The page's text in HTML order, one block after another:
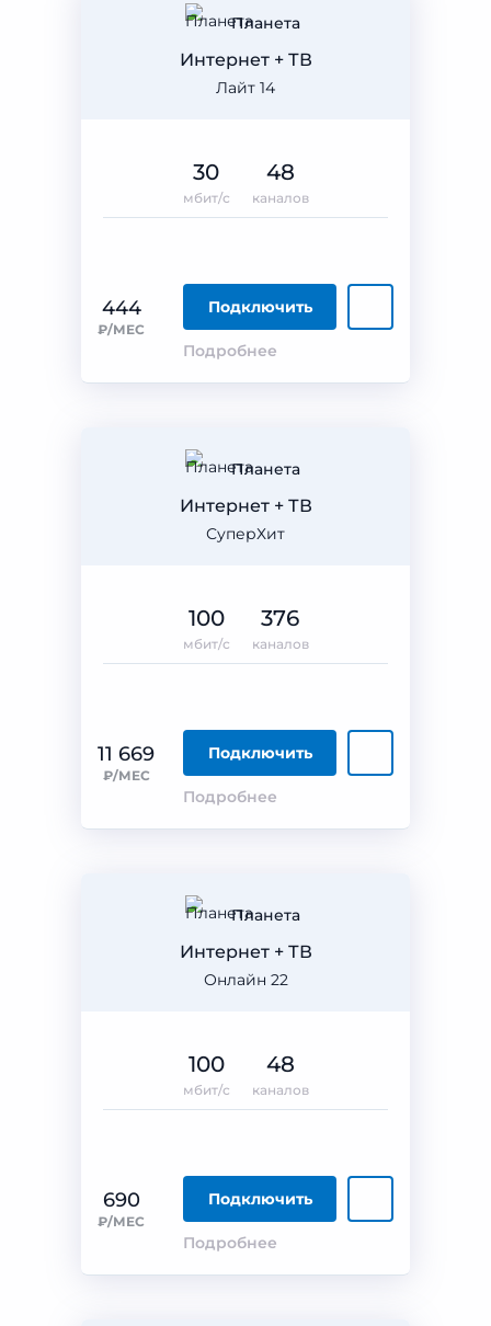
Планета
Лайт 14
Интернет + ТВ
444
₽/МЕС
Подключить
Подробнее
30
мбит/с
48
каналов
Планета
СуперХит
Интернет + ТВ
11 669
₽/МЕС
Подключить
Подробнее
100
мбит/с
376
каналов
Планета
Онлайн 22
Интернет + ТВ
690
₽/МЕС
Подключить
Подробнее
100
мбит/с
48
каналов